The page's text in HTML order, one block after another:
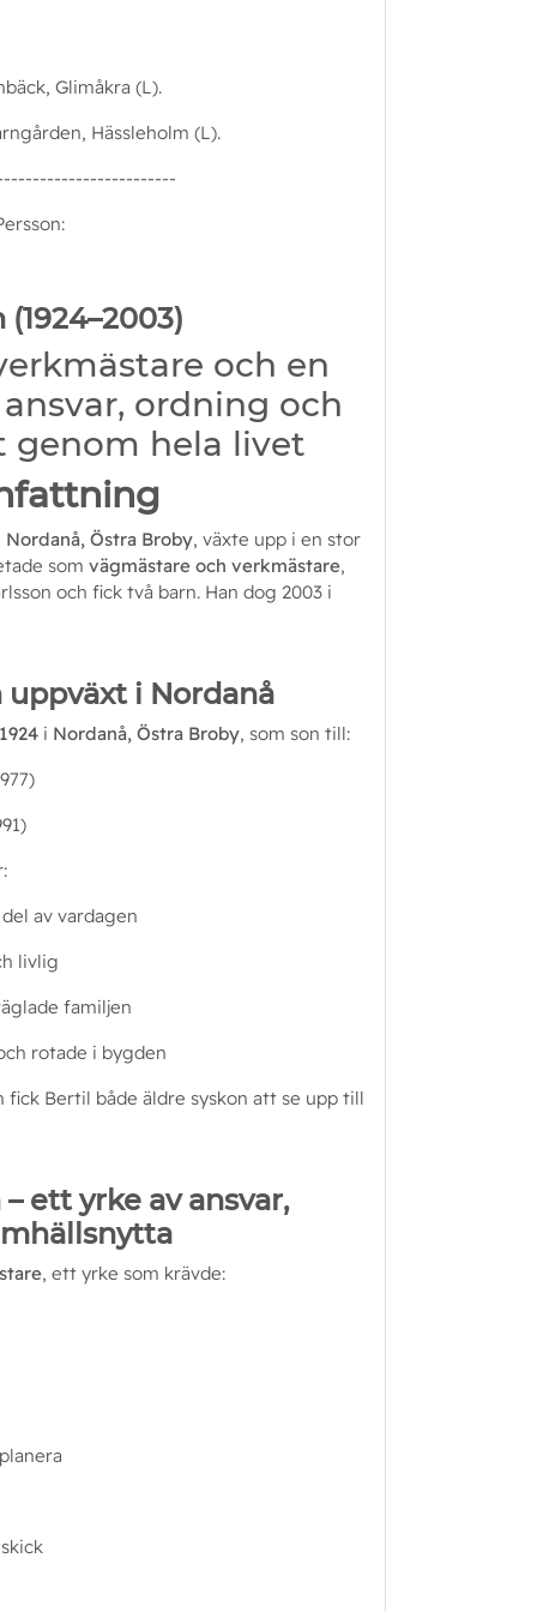
Glimåkra (L).
Hässleholm (L).
och en
ordning och
genom hela livet
Nordanå, Östra Broby, växte upp i en stor
som vägmästare och verkmästare,
och fick två barn. Han dog 2003 i
i Nordanå
i Nordanå, Östra Broby, som son till:
av vardagen
livlig
familjen
rotade i bygden
fick Bertil både äldre syskon att se upp till
ett yrke av ansvar,
, ett yrke som krävde: